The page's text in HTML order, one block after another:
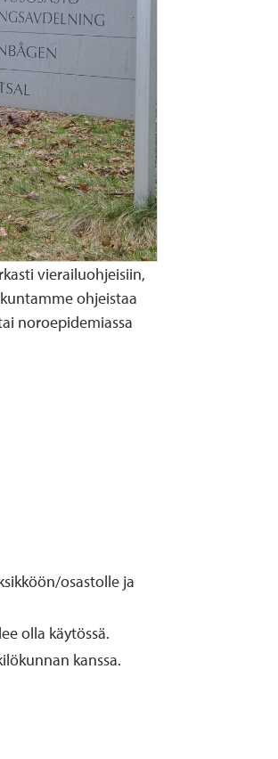
vierailuohjeisiin,
ohjeistaa
noroepidemiassa
osastolle ja
olla käytössä.
kanssa.